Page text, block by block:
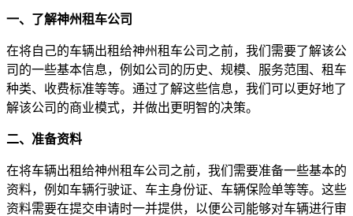
一、了解神州租车公司
在将自己的车辆出租给神州租车公司之前，我们需要了解该公
司的一些基本信息，例如公司的历史、规模、服务范围、租车
种类、收费标准等等。通过了解这些信息，我们可以更好地了
解该公司的商业模式，并做出更明智的决策。
二、准备资料
在将车辆出租给神州租车公司之前，我们需要准备一些基本的
资料，例如车辆行驶证、车主身份证、车辆保险单等等。这些
资料需要在提交申请时一并提供，以便公司能够对车辆进行审